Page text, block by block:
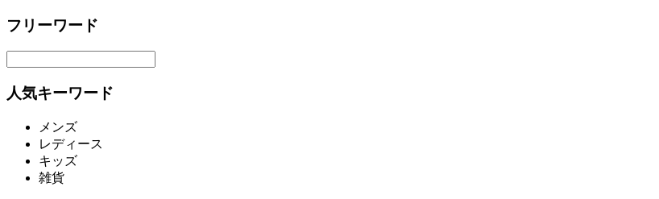
フリーワード
人気キーワード
メンズ
レディース
キッズ
雑貨